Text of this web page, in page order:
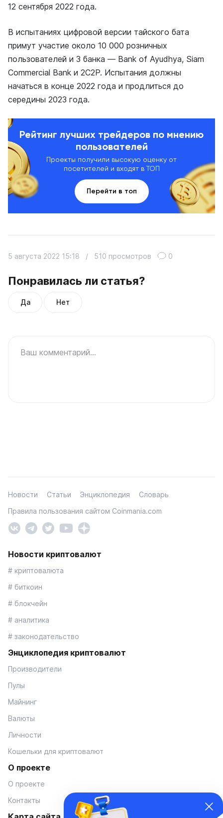
12 сентября 2022 года.
В испытаниях цифровой версии тайского бата
примут участие около 10 000 розничных
пользователей и 3 банка — Bank of Ayudhya, Siam
Commercial Bank и 2C2P. Испытания должны
начаться в конце 2022 года и продлиться до
середины 2023 года.
Рейтинг лучших трейдеров по мнению
пользователей
Проекты получили высокую оценку от
посетителей и входят в ТОП
Перейти в топ
Понравилась ли статья?
Да Нет
5 августа 2022 15:18 / 510 просмотров 0
Ваш комментарий...
Новости Статьи Энциклопедия
Словарь
Правила пользования сайтом Coinmania.com
Новости криптовалют
# криптовалюта
# биткоин
# блокчейн
# аналитика
# законодательство
Энциклопедия криптовалют
Производители
Пулы
Майнинг
Валюты
Личности
Кошельки для криптовалют
О проекте
О проекте
Контакты